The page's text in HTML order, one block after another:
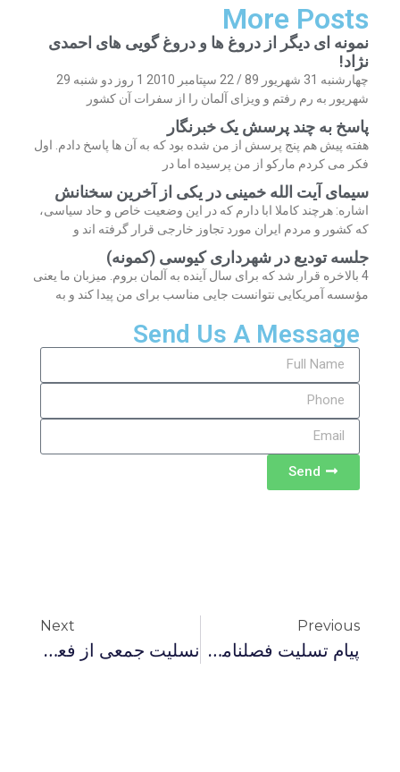
More Posts
نمونه ای دیگر از دروغ ها و دروغ گویی های احمدی
نژاد!
چهارشنبه 31 شهریور 89 / 22 سپتامبر 2010 1 روز دو شنبه 29
شهریور به رم رفتم و ویزای آلمان را از سفرات آن کشور
پاسخ به چند پرسش یک خبرنگار
هفته پیش هم پنج پرسش از من شده بود که به آن ها پاسخ دادم. اول
فکر می کردم مارکو از من پرسیده اما در
سیمای آیت الله خمینی در یکی از آخرین سخنانش
اشاره: هرچند کاملا ابا دارم که در این وضعیت خاص و حاد سیاسی،
که کشور و مردم ایران مورد تجاوز خارجی قرار گرفته اند و
جلسه تودیع در شهرداری کیوسی (کمونه)
4 بالاخره قرار شد که برای سال آینده به آلمان بروم. میزبان ما یعنی
مؤسسه آمریکایی نتوانست جایی مناسب برای من پیدا کند و به
Send Us A Message
Send
Previous
پیام تسلیت فصلنامه نقد دینی
Next
نسلیت جمعی از فعالان سیاسی و مدنی به یوسفی اشکوری